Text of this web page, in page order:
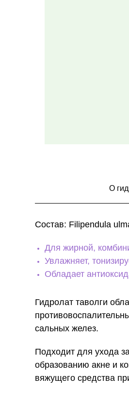
О
Состав: Filipendula
Для жирной,
Увлажняет,
Обладает
Гидролат таволги
сальных желез.
Подходит для ухода
образованию акне и
вяжущего средства